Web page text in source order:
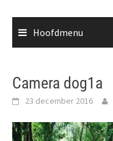
Hoofdmenu
Camera dog1a
23 december 2016